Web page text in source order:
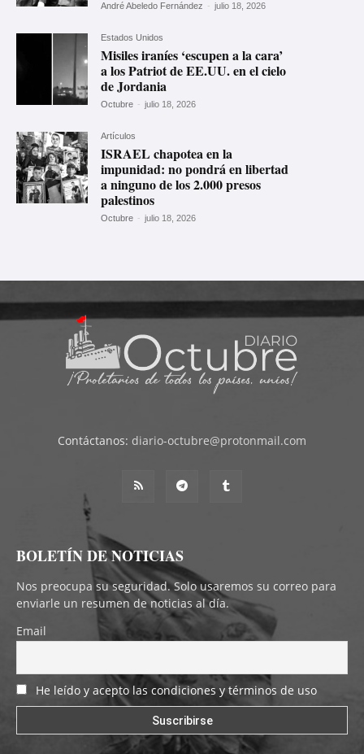
André Abeledo Fernández - julio 18, 2026
Estados Unidos
Misiles iraníes ‘escupen a la cara’
a los Patriot de EE.UU. en el cielo
de Jordania
Octubre - julio 18, 2026
Artículos
ISRAEL chapotea en la
impunidad: no pondrá en libertad
a ninguno de los 2.000 presos
palestinos
Octubre - julio 18, 2026
Contáctanos: diario-octubre@protonmail.com
BOLETÍN DE NOTICIAS
Nos preocupa su seguridad. Solo usaremos su correo para
enviarle un resumen de noticias al día.
Email
He leído y acepto las condiciones y términos de uso